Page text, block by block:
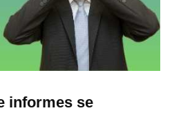
informes se